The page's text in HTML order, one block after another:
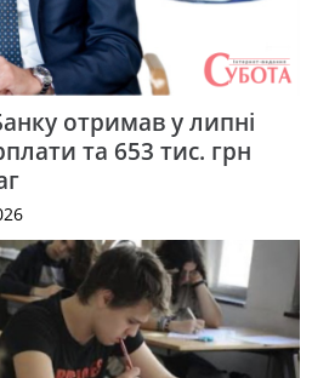
отримав у липні
та 653 тис. грн